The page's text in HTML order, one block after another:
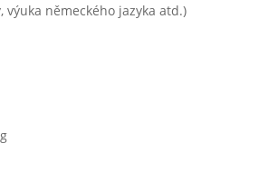
německého jazyka atd.)